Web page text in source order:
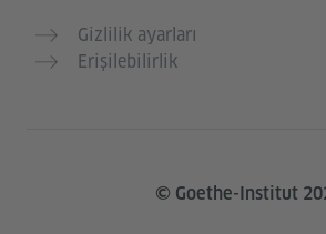
Gizlilik ayarları
Erişilebilirlik
© Goethe-Institut